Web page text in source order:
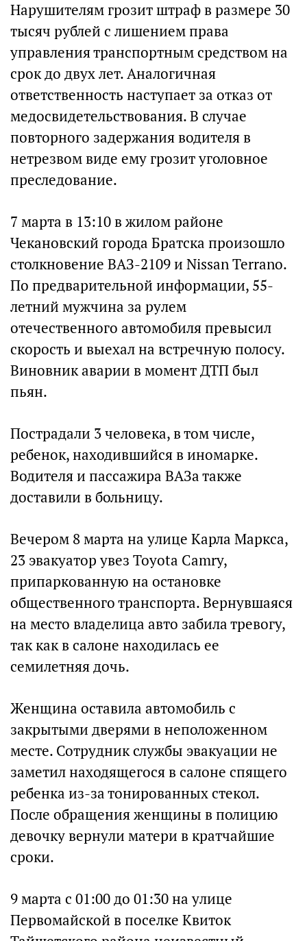
Нарушителям грозит штраф в размере 30
тысяч рублей с лишением права
управления транспортным средством на
срок до двух лет. Аналогичная
ответственность наступает за отказ от
медосвидетельствования. В случае
повторного задержания водителя в
нетрезвом виде ему грозит уголовное
преследование.
7 марта в 13:10 в жилом районе
Чекановский города Братска произошло
столкновение ВАЗ-2109 и Nissan Terrano.
По предварительной информации, 55-
летний мужчина за рулем
отечественного автомобиля превысил
скорость и выехал на встречную полосу.
Виновник аварии в момент ДТП был
пьян.
Пострадали 3 человека, в том числе,
ребенок, находившийся в иномарке.
Водителя и пассажира ВАЗа также
доставили в больницу.
Вечером 8 марта на улице Карла Маркса,
23 эвакуатор увез Toyota Camry,
припаркованную на остановке
общественного транспорта. Вернувшаяся
на место владелица авто забила тревогу,
так как в салоне находилась ее
семилетняя дочь.
Женщина оставила автомобиль с
закрытыми дверями в неположенном
месте. Сотрудник службы эвакуации не
заметил находящегося в салоне спящего
ребенка из-за тонированных стекол.
После обращения женщины в полицию
девочку вернули матери в кратчайшие
сроки.
9 марта с 01:00 до 01:30 на улице
Первомайской в поселке Квиток